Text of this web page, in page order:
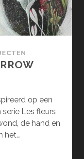
op een
Les fleurs
de hand en
het…